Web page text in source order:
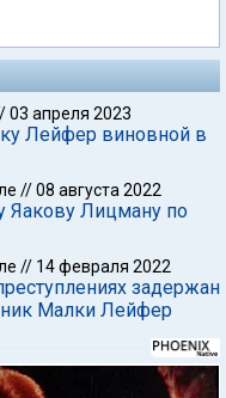
03 апреля 2023
Лейфер виновной в
//08 августа 2022
Яакову Лицману по
// 14 февраля 2022
задержан
Малки Лейфер